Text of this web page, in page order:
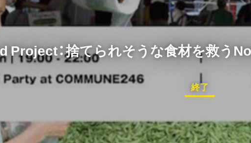
Project：捨てられそうな食材を救う
終了